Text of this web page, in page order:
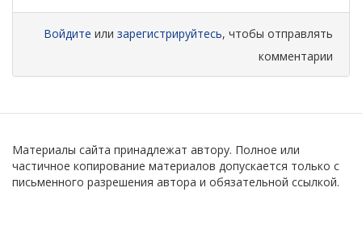
Войдите или зарегистрируйтесь, чтобы отправлять
комментарии
Материалы сайта принадлежат автору. Полное или
частичное копирование материалов допускается только с
письменного разрешения автора и обязательной ссылкой.